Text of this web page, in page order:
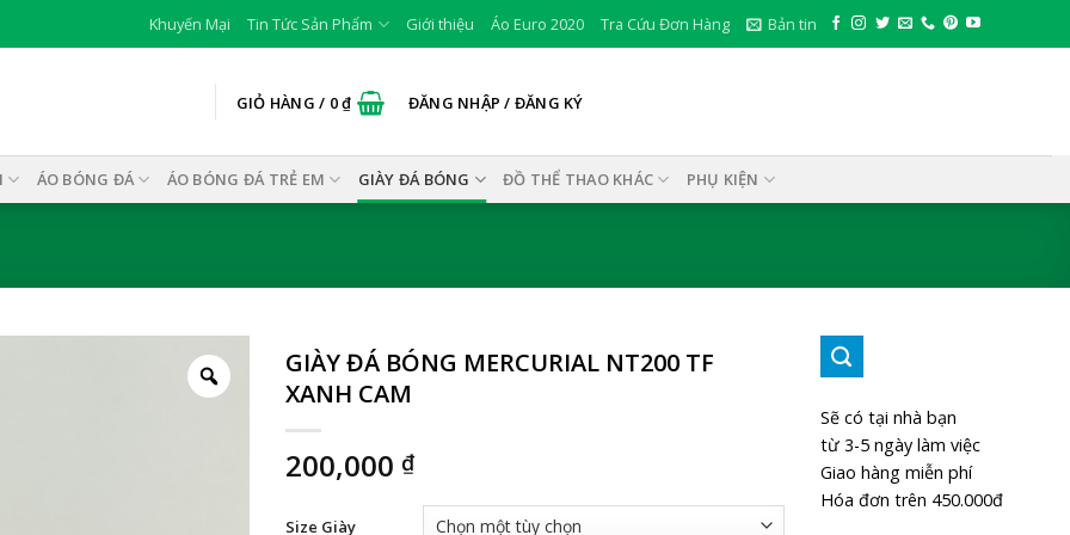
Khuyến Mại Tin Tức Sản Phẩm Giới thiệu Áo Euro 2020 Tra Cứu Đơn Hàng Bản tin
GIỎ HÀNG / 0₫ ĐĂNG NHẬP / ĐĂNG KÝ
ÁO BÓNG ĐÁ ÁO BÓNG ĐÁ TRẺ EM GIÀY ĐÁ BÓNG ĐỒ THỂ THAO KHÁC PHỤ KIỆN
GIÀY ĐÁ BÓNG MERCURIAL NT200 TF
XANH CAM
200,000 ₫
Size Giày
Sẽ có tại nhà bạn
từ 3-5 ngày làm việc
Giao hàng miễn phí
Hóa đơn trên 450.000đ